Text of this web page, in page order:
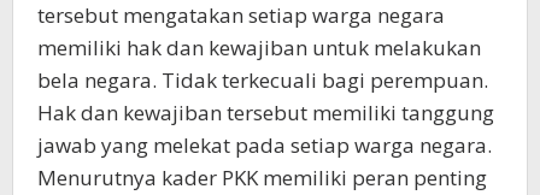
tersebut mengatakan setiap warga negara
memiliki hak dan kewajiban untuk melakukan
bela negara. Tidak terkecuali bagi perempuan.
Hak dan kewajiban tersebut memiliki tanggung
jawab yang melekat pada setiap warga negara.
Menurutnya kader PKK memiliki peran penting